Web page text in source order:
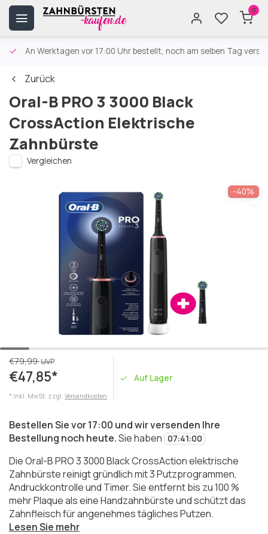
0
An Werktagen vor 17:00 Uhr bestellt, noch am selben Tag
Zurück
Oral-B PRO 3 3000 Black
CrossAction Elektrische
Zahnbürste
Vergleichen
-40%
€79,99UVP
€47,85*
* Inkl. MwSt. zzgl. Versandkosten
Auf Lager
Bestellen Sie vor 17:00 und wir versenden Ihre
Bestellung noch heute.Sie haben 07:41:00
Die Oral-B PRO 3 3000 Black CrossAction elektrische
Zahnbürste reinigt gründlich mit 3 Putzprogrammen,
Andruckkontrolle und Timer. Sie entfernt bis zu 100 %
mehr Plaque als eine Handzahnbürste und schützt das
Zahnfleisch für angenehmes tägliches Putzen.
Lesen Sie mehr